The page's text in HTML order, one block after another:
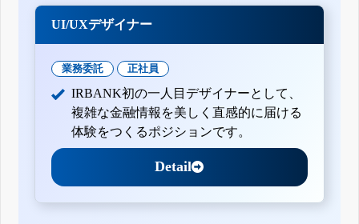
UI/UXデザイナー
業務委託 正社員
IRBANK初の一人目デザイナーとして、
複雑な金融情報を美しく直感的に届ける
体験をつくるポジションです。
Detail